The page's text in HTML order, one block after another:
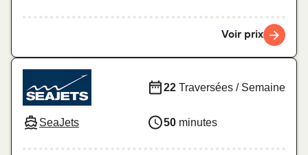
Voir prix
SeaJets
22 Traversées / Semaine
50 minutes